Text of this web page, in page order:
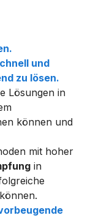
.
und
zu lösen.
Lösungen in
können und
mit hoher
in